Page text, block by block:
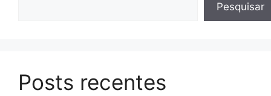
Pesquisar
Posts recentes